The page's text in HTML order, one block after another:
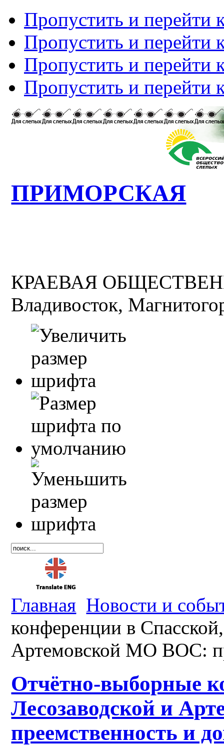
Пропустить и перейти
Пропустить и перейти
Пропустить и перейти
Пропустить и перейти
ПРИМОРСКАЯ
КРАЕВАЯ
Владивосток,
Главная Новости и
конференции в
Артемовской МО ВОС:
Отчётно-выборные
Лесозаводской и
преемственность и